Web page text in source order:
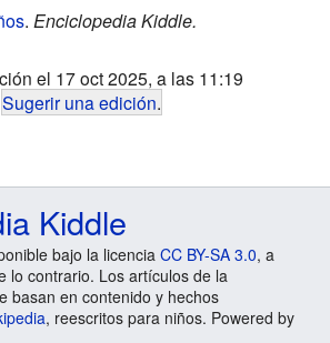
. Enciclopedia Kiddle.
el 17 oct 2025, a las 11:19
Sugerir una edición.
Kiddle
bajo la licencia CC BY-SA 3.0, a
lo contrario. Los artículos de la
basan en contenido y hechos
, reescritos para niños. Powered by